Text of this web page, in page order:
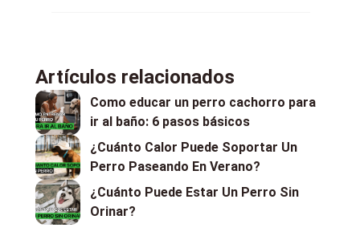
Artículos relacionados
Como educar un perro cachorro para
ir al baño: 6 pasos básicos
¿Cuánto Calor Puede Soportar Un
Perro Paseando En Verano?
¿Cuánto Puede Estar Un Perro Sin
Orinar?